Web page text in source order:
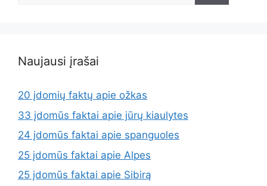
Naujausi įrašai
20 įdomių faktų apie ožkas
33 įdomūs faktai apie jūrų kiaulytes
24 įdomūs faktai apie spanguoles
25 įdomūs faktai apie Alpes
25 įdomūs faktai apie Sibirą